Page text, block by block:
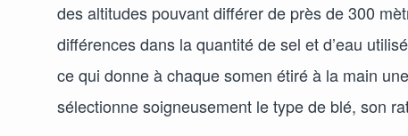
des altitudes pouvant différer de près de 300
différences dans la quantité de sel et d’eau
ce qui donne à chaque somen étiré à la main
sélectionne soigneusement le type de blé, son